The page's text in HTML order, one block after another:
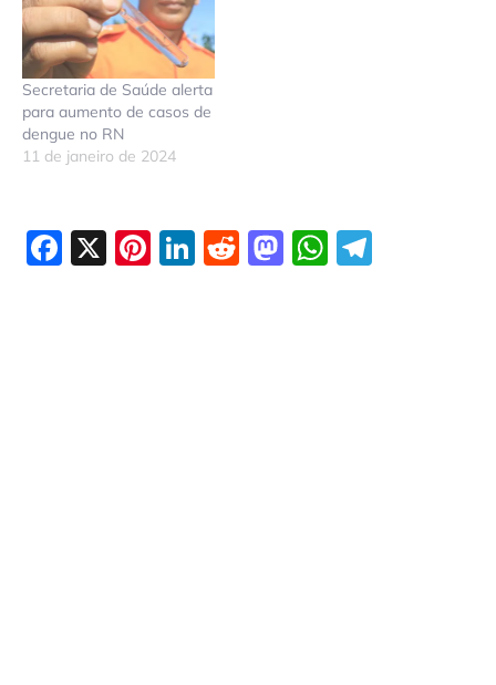
Secretaria de Saúde alerta
para aumento de casos de
dengue no RN
11 de janeiro de 2024
Facebook
X Pinterest
LinkedIn
Reddit
Mastodon